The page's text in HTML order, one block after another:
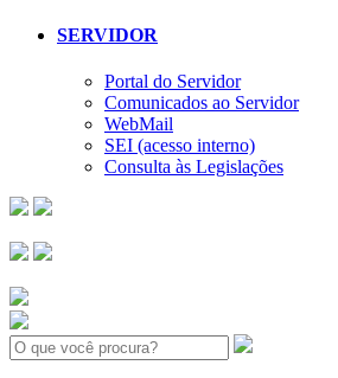
SERVIDOR
Portal do Servidor
Comunicados ao Servidor
WebMail
SEI (acesso interno)
Consulta às Legislações
Search: